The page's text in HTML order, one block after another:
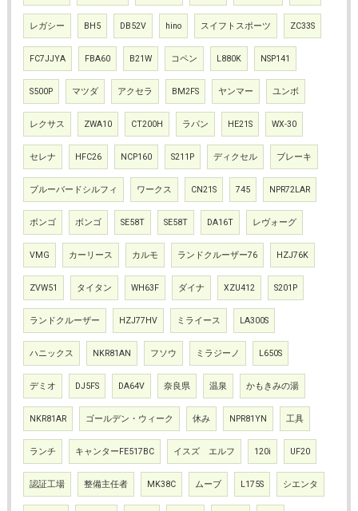
レガシー BH5 DB52V hino スイフトスポーツ ZC33S
FC7JJYA FBA60 B21W コペン L880K NSP141
S500P マツダ アクセラ BM2FS ヤンマー ユンボ
レクサス ZWA10 CT200H ラパン HE21S WX-30
セレナ HFC26 NCP160 S211P ディクセル ブレーキ
ブルーバードシルフィ ワークス CN21S 745 NPR72LAR
ボンゴ ボンゴ SE58T SE58T DA16T レヴォーグ
VMG カーリース カルモ ランドクルーザー76 HZJ76K
ZVW51 タイタン WH63F ダイナ XZU412 S201P
ランドクルーザー HZJ77HV ミライース LA300S
ハニックス NKR81AN フソウ ミラジーノ L650S
デミオ DJ5FS DA64V 奈良県 温泉 かもきみの湯
NKR81AR ゴールデン・ウィーク 休み NPR81YN 工具
ランチ キャンターFE517BC イスズ エルフ 120i UF20
認証工場 整備主任者 MK38C ムーブ L175S シエンタ